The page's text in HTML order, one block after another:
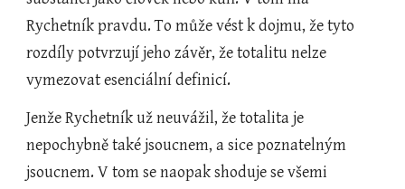
Rychetník pravdu. To může vést k dojmu, že tyto
rozdíly potvrzují jeho závěr, že totalitu nelze
vymezovat esenciální definicí.
Jenže Rychetník už neuvážil, že totalita je
nepochybně také jsoucnem, a sice poznatelným
jsoucnem. V tom se naopak shoduje se všemi